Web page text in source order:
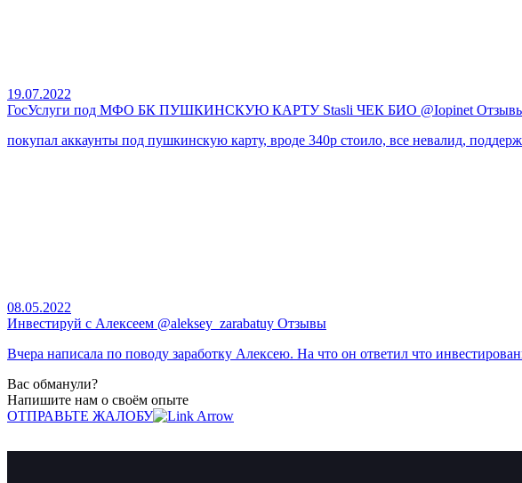
19.07.2022
ГосУслуги под МФО БК ПУШКИНСКУЮ КАРТУ Stasli ЧЕК БИО @Iopinet
покупал аккаунты под пушкинскую карту, вроде 340р стоило, все невалид,
08.05.2022
Инвестируй с Алексеем @aleksey_zarabatuy Отзывы
Вчера написала по поводу заработку Алексею. На что он ответил что
Вас обманули?
Напишите нам о своём опыте
ОТПРАВЬТЕ ЖАЛОБУ